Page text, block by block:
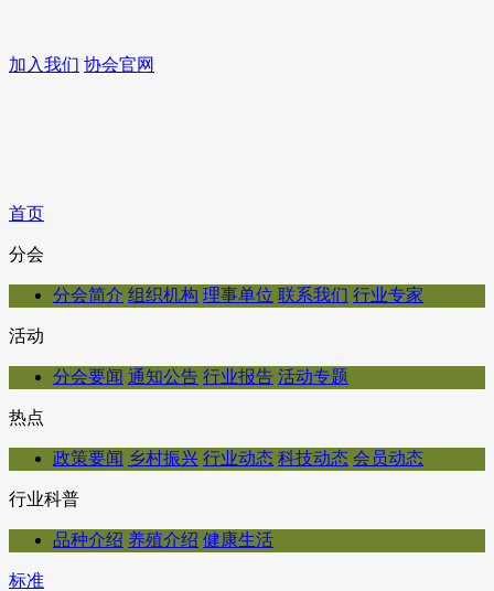
加入我们 协会官网
首页
分会
分会简介 组织机构 理事单位 联系我们 行业专家
活动
分会要闻 通知公告 行业报告 活动专题
热点
政策要闻 乡村振兴 行业动态 科技动态 会员动态
行业科普
品种介绍 养殖介绍 健康生活
标准